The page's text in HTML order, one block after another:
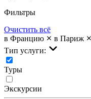
Фильтры
Очистить всё
в Францию
в Париж
Тип услуги:
Туры
Экскурсии